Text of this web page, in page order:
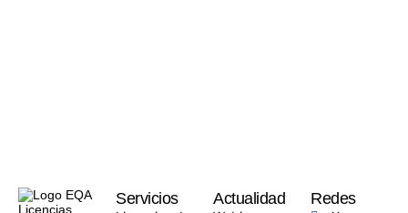
Servicios Actualidad Redes